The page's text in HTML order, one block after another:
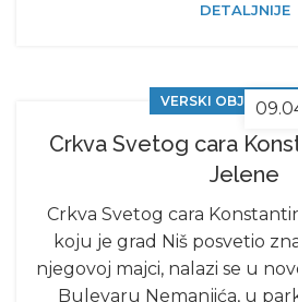
DETALJNIJE
VERSKI OBJEKTI U
Crkva Svetog cara
Jelene
Crkva Svetog cara
koju je grad Niš posvetio
njegovoj majci, nalazi se u
Bulevaru Nemanjića, u